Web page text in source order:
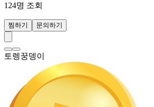
124명 조회
찜하기 문의하기
토렝꿍뎅이